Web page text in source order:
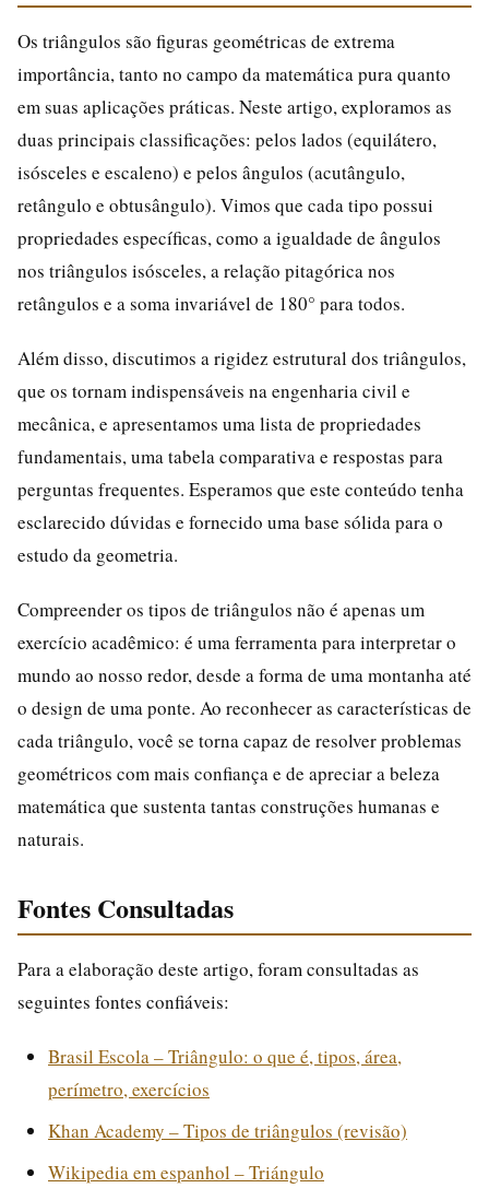
Os triângulos são figuras geométricas de extrema
importância, tanto no campo da matemática pura quanto
em suas aplicações práticas. Neste artigo, exploramos as
duas principais classificações: pelos lados (equilátero,
isósceles e escaleno) e pelos ângulos (acutângulo,
retângulo e obtusângulo). Vimos que cada tipo possui
propriedades específicas, como a igualdade de ângulos
nos triângulos isósceles, a relação pitagórica nos
retângulos e a soma invariável de 180° para todos.
Além disso, discutimos a rigidez estrutural dos triângulos,
que os tornam indispensáveis na engenharia civil e
mecânica, e apresentamos uma lista de propriedades
fundamentais, uma tabela comparativa e respostas para
perguntas frequentes. Esperamos que este conteúdo tenha
esclarecido dúvidas e fornecido uma base sólida para o
estudo da geometria.
Compreender os tipos de triângulos não é apenas um
exercício acadêmico: é uma ferramenta para interpretar o
mundo ao nosso redor, desde a forma de uma montanha até
o design de uma ponte. Ao reconhecer as características de
cada triângulo, você se torna capaz de resolver problemas
geométricos com mais confiança e de apreciar a beleza
matemática que sustenta tantas construções humanas e
naturais.
Fontes Consultadas
Para a elaboração deste artigo, foram consultadas as
seguintes fontes confiáveis:
Brasil Escola – Triângulo: o que é, tipos, área,
perímetro, exercícios
Khan Academy – Tipos de triângulos (revisão)
Wikipedia em espanhol – Triángulo